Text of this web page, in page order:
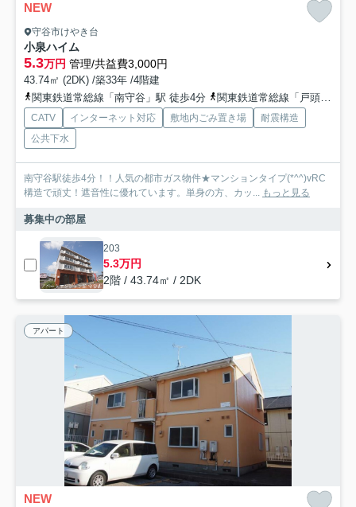
NEW
守谷市けやき台
小泉ハイム
5.3万円 管理/共益費3,000円
43.74㎡ (2DK) /築33年 /4階建
関東鉄道常総線「南守谷」駅 徒歩4分
関東鉄道常総線「戸頭」駅 徒歩18分
CATV インターネット対応 敷地内ごみ置き場
耐震構造
公共下水
南守谷駅徒歩4分！！人気の都市ガス物件★マンションタイプ(*^^)vRC
構造で頑丈！遮音性に優れています。単身の方、カッ... もっと見る
募集中の部屋
203
5.3万円
2階 / 43.74㎡ / 2DK
アパート
NEW